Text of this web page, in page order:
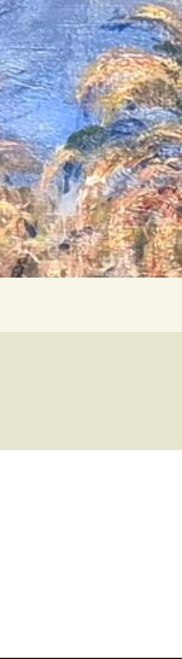
Aller
au
contenu